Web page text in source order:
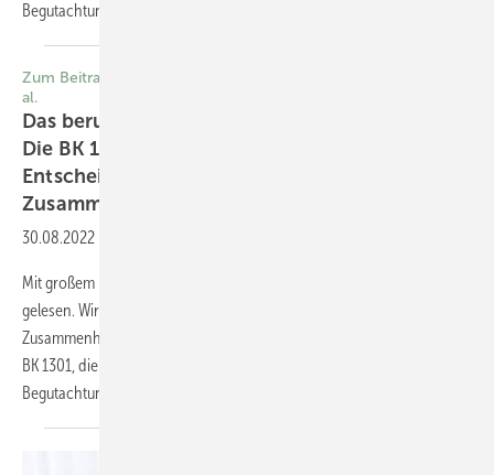
Begutachtungen.. Stephan Ott et
Zum Beitrag von Priv.-Doz. Dr. med. Wobbeke Weistenhöfer et
al.
Das beruflich bedingte Harnblasenkarzinom.
Die BK 1301-Matrix als Algorithmus und ­
Entscheidungshilfe für eine
Zusammenhangs­begutachtung
30.08.2022
Mit großem Interesse haben wir den Artikel zur BK 1301-Matrix
gelesen. Wir begrüßen die Erarbeitung einer Konven tion für die
Zusammenhangsbegutachtung bei Verdacht auf Vorliegen einer
BK 1301, die zu einer einheitlicheren und damit gerechteren
Begutachtung